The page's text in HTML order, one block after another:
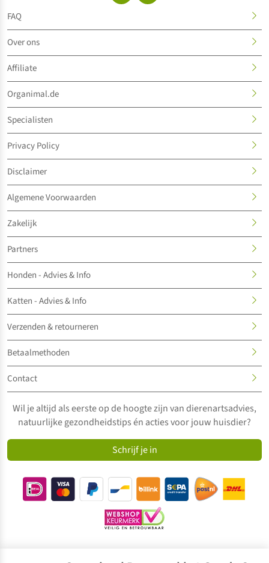
FAQ
Over ons
Affiliate
Organimal.de
Specialisten
Privacy Policy
Disclaimer
Algemene Voorwaarden
Zakelijk
Partners
Honden - Advies & Info
Katten - Advies & Info
Verzenden & retourneren
Betaalmethoden
Contact
Wil je altijd als eerste op de hoogte zijn van dierenartsadvies,
natuurlijke gezondheidstips én acties voor jouw huisdier?
Schrijf je in